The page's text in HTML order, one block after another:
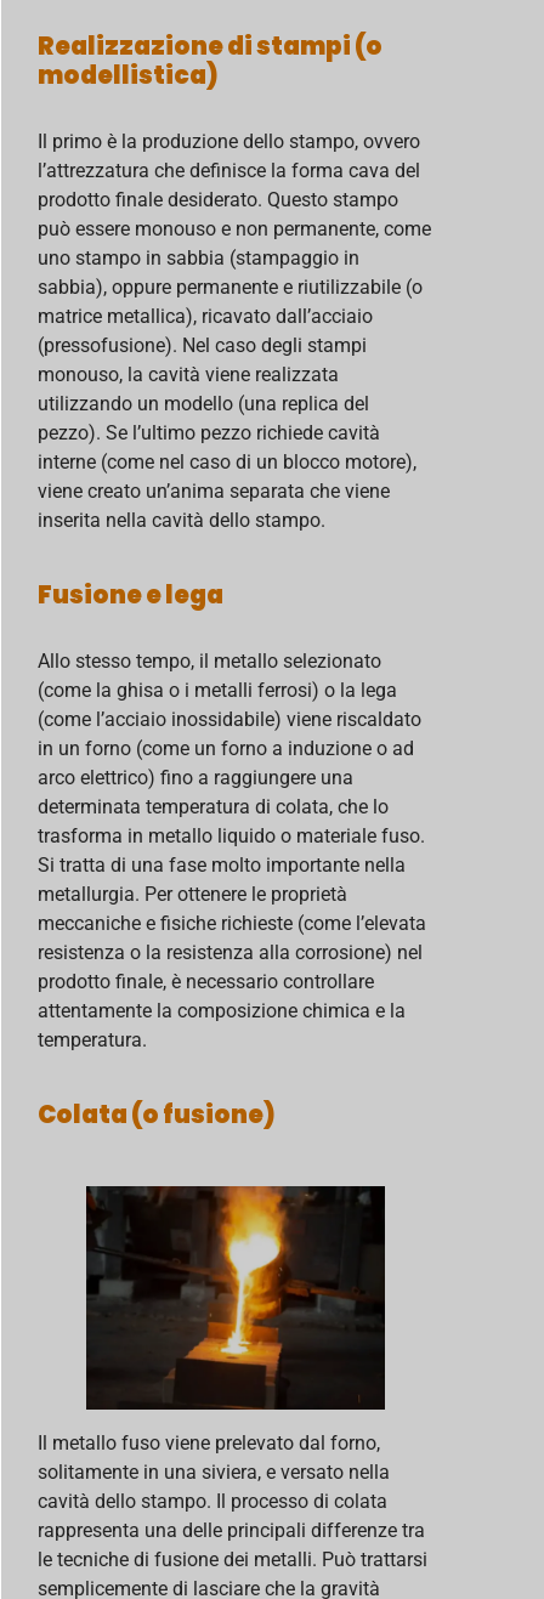
Realizzazione di stampi (o
modellistica)
Il primo è la produzione dello stampo, ovvero
l’attrezzatura che definisce la forma cava del
prodotto finale desiderato. Questo stampo
può essere monouso e non permanente, come
uno stampo in sabbia (stampaggio in
sabbia), oppure permanente e riutilizzabile (o
matrice metallica), ricavato dall’acciaio
(pressofusione). Nel caso degli stampi
monouso, la cavità viene realizzata
utilizzando un modello (una replica del
pezzo). Se l’ultimo pezzo richiede cavità
interne (come nel caso di un blocco motore),
viene creato un’anima separata che viene
inserita nella cavità dello stampo.
Fusione e lega
Allo stesso tempo, il metallo selezionato
(come la ghisa o i metalli ferrosi) o la lega
(come l’acciaio inossidabile) viene riscaldato
in un forno (come un forno a induzione o ad
arco elettrico) fino a raggiungere una
determinata temperatura di colata, che lo
trasforma in metallo liquido o materiale fuso.
Si tratta di una fase molto importante nella
metallurgia. Per ottenere le proprietà
meccaniche e fisiche richieste (come l’elevata
resistenza o la resistenza alla corrosione) nel
prodotto finale, è necessario controllare
attentamente la composizione chimica e la
temperatura.
Colata (o fusione)
Il metallo fuso viene prelevato dal forno,
solitamente in una siviera, e versato nella
cavità dello stampo. Il processo di colata
rappresenta una delle principali differenze tra
le tecniche di fusione dei metalli. Può trattarsi
semplicemente di lasciare che la gravità